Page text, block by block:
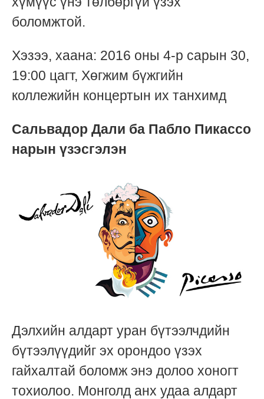
боломжтой.
Хэзээ, хаана: 2016 оны 4-р сарын 30,
19:00 цагт, Хөгжим бүжгийн
коллежийн концертын их танхимд
Сальвадор Дали ба Пабло Пикассо
нарын үзэсгэлэн
Дэлхийн алдарт уран бүтээлчдийн
бүтээлүүдийг эх орондоо үзэх
гайхалтай боломж энэ долоо хоногт
тохиолоо. Монголд анх удаа алдарт